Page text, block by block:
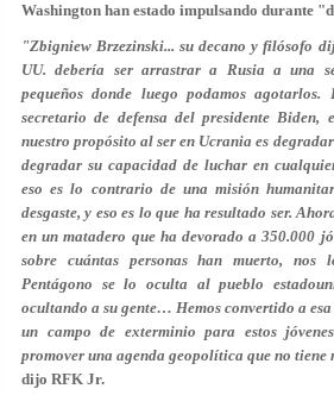
Washington han estado impulsando durante
"Zbigniew Brzezinski... su decano y filósofo
UU. debería ser arrastrar a Rusia a una
pequeños donde luego podamos
secretario de defensa del presidente
nuestro propósito al ser en Ucrania es
degradar su capacidad de luchar en
eso es lo contrario de una misión
desgaste, y eso es lo que ha resultado ser.
en un matadero que ha devorado a 350.000
sobre cuántas personas han muerto,
Pentágono se lo oculta al pueblo
ocultando a su gente… Hemos convertido a
un campo de exterminio para estos
promover una agenda geopolítica que no tiene
dijo RFK Jr.